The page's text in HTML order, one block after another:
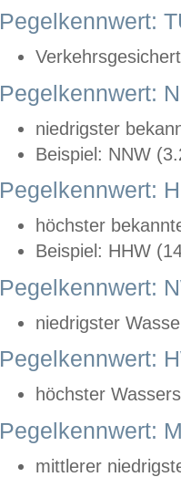
Pegelkennwert:
Pegelkennwert:
niedrigster
Beispiel: NNW
Pegelkennwert:
höchster
Beispiel: HHW
Pegelkennwert:
niedrigster
Pegelkennwert:
höchster
Pegelkennwert:
mittlerer